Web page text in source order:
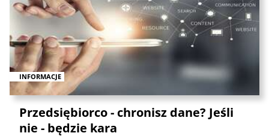
INFORMACJE
Przedsiębiorco - chronisz dane? Jeśli
nie - będzie kara